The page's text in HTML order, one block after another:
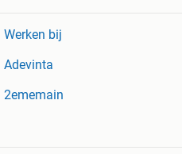
Werken bij
Adevinta
2ememain